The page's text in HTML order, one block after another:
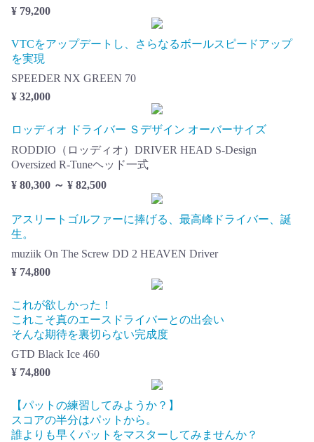
¥ 79,200
VTCをアップデートし、さらなるボールスピードアップ
を実現
SPEEDER NX GREEN 70
¥ 32,000
ロッディオ ドライバー Ｓデザイン オーバーサイズ
RODDIO（ロッディオ）DRIVER HEAD S-Design
Oversized R-Tuneヘッド一式
¥ 80,300 ～ ¥ 82,500
アスリートゴルファーに捧げる、最高峰ドライバー、誕
生。
muziik On The Screw DD 2 HEAVEN Driver
¥ 74,800
これが欲しかった！
これこそ真のエースドライバーとの出会い
そんな期待を裏切らない完成度
GTD Black Ice 460
¥ 74,800
【パットの練習してみようか？】
スコアの半分はパットから。
誰よりも早くパットをマスターしてみませんか？